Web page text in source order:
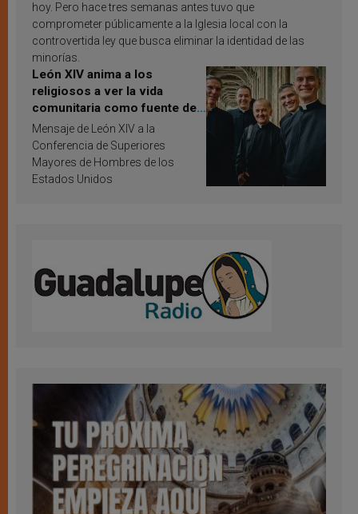
hoy. Pero hace tres semanas antes tuvo que
comprometer públicamente a la Iglesia local con la
controvertida ley que busca eliminar la identidad de las
minorías.
León XIV anima a los
religiosos a ver la vida
comunitaria como fuente de
inspiración y santificación
Mensaje de León XIV a la
Conferencia de Superiores
Mayores de Hombres de los
Estados Unidos